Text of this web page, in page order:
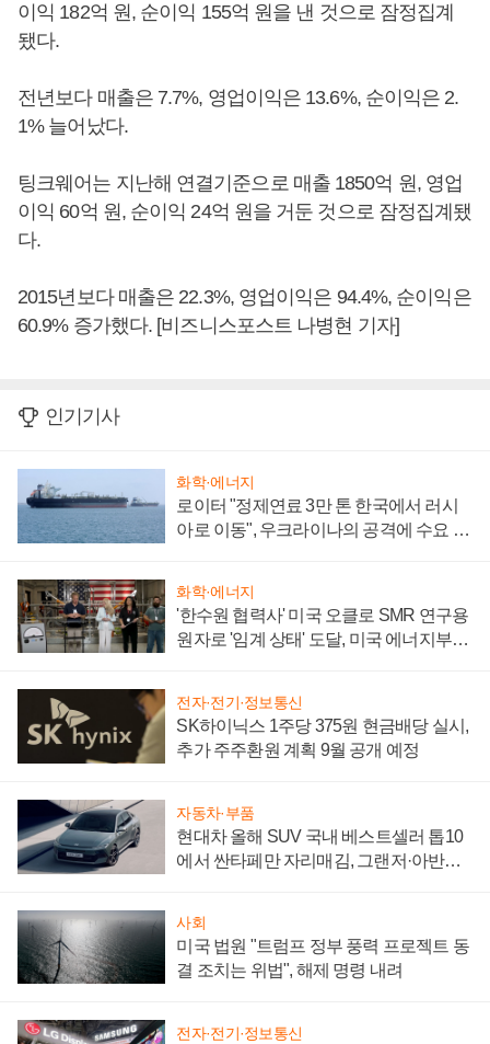
이익 182억 원, 순이익 155억 원을 낸 것으로 잠정집계
됐다.
전년보다 매출은 7.7%, 영업이익은 13.6%, 순이익은 2.
1% 늘어났다.
팅크웨어는 지난해 연결기준으로 매출 1850억 원, 영업
이익 60억 원, 순이익 24억 원을 거둔 것으로 잠정집계됐
다.
2015년보다 매출은 22.3%, 영업이익은 94.4%, 순이익은
60.9% 증가했다. [비즈니스포스트 나병현 기자]
인기기사
화학·에너지
로이터 "정제연료 3만 톤 한국에서 러시
아로 이동", 우크라이나의 공격에 수요 늘
화학·에너지
'한수원 협력사' 미국 오클로 SMR 연구용
원자로 '임계 상태' 도달, 미국 에너지부
전자·전기·정보통신
SK하이닉스 1주당 375원 현금배당 실시,
추가 주주환원 계획 9월 공개 예정
자동차·부품
현대차 올해 SUV 국내 베스트셀러 톱10
에서 싼타페만 자리매김, 그랜저·아반떼
사회
미국 법원 "트럼프 정부 풍력 프로젝트 동
결 조치는 위법", 해제 명령 내려
전자·전기·정보통신